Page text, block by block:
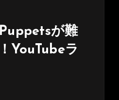
が難
YouTubeラ